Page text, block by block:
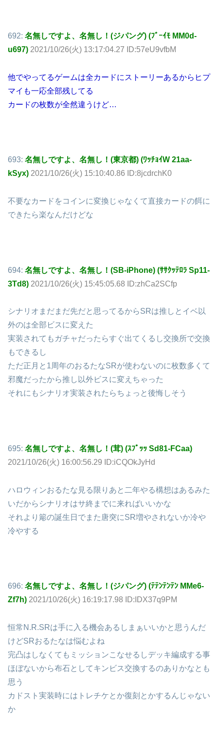
692: 名無しですよ、名無し！(ジパング) (ﾌﾞｰｲﾓ MM0d-
u697) 2021/10/26(火) 13:17:04.27 ID:57eU9vfbM
他でやってるゲームは全カードにストーリーあるからヒプ
マイも一応全部残してる
カードの枚数が全然違うけど…
693: 名無しですよ、名無し！(東京都) (ﾜｯﾁｮｲW 21aa-
kSyx) 2021/10/26(火) 15:10:40.86 ID:8jcdrchK0
不要なカードをコインに変換じゃなくて直接カードの餌に
できたら楽なんだけどな
694: 名無しですよ、名無し！(SB-iPhone) (ｻｻｸｯﾃﾛﾗ Sp11-
3Td8) 2021/10/26(火) 15:45:05.68 ID:zhCa2SCfp
シナリオまだまだ先だと思ってるからSRは推しとイベ以
外のは全部ビスに変えた
実装されてもガチャだったらすぐ出てくるし交換所で交換
もできるし
ただ正月と1周年のおるたなSRが使わないのに枚数多くて
邪魔だったから推し以外ビスに変えちゃった
それにもシナリオ実装されたらちょっと後悔しそう
695: 名無しですよ、名無し！(茸) (ｽﾌﾟｯｯ Sd81-FCaa)
2021/10/26(火) 16:00:56.29 ID:iCQOkJyHd
ハロウィンおるたな見る限りあと二年やる構想はあるみた
いだからシナリオはサ終までに来ればいいかな
それより簓の誕生日でまた唐突にSR増やされないか冷や
冷やする
696: 名無しですよ、名無し！(ジパング) (ﾃﾃﾝﾃﾝﾃﾝ MMe6-
Zf7h) 2021/10/26(火) 16:19:17.98 ID:IDX37q9PM
恒常N.R.SRは手に入る機会あるしまぁいいかと思うんだ
けどSRおるたなは悩むよね
完凸はしなくてもミッションこなせるしデッキ編成する事
ほぼないから布石としてキンビス交換するのありかなとも
思う
カドスト実装時にはトレチケとか復刻とかするんじゃない
か